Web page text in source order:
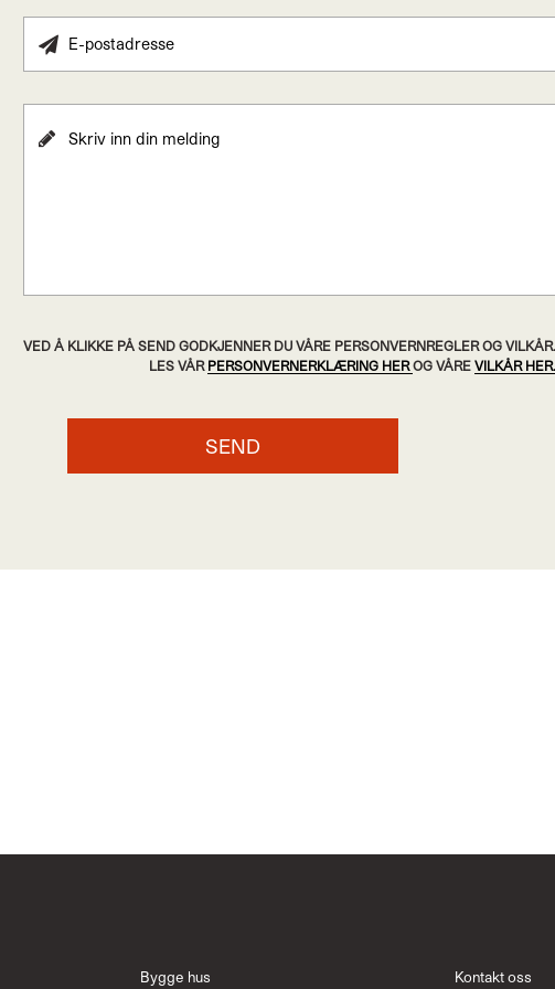
VED Å KLIKKE PÅ SEND GODKJENNER DU VÅRE PERSONVERNREGLER OG VILKÅR.
LES VÅR PERSONVERNERKLÆRING HEROG VÅREVILKÅR HER.
Bygge hus Kontakt oss